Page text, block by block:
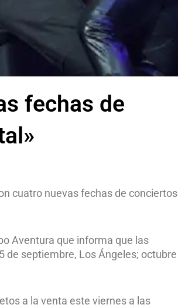
fechas de
cuatro nuevas fechas de conciertos
Aventura que informa que las
de septiembre, Los Ángeles; octubre
a la venta este viernes a las